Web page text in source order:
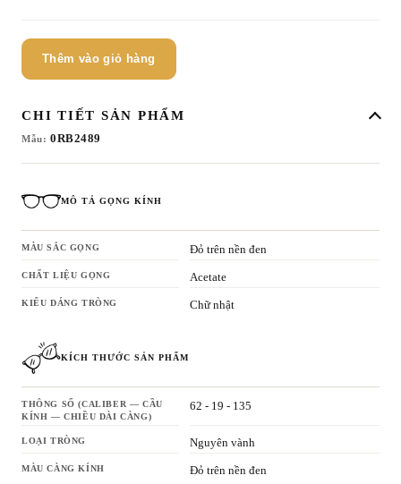
Thêm vào giỏ hàng
CHI TIẾT SẢN PHẨM
Mẫu: 0RB2489
MÔ TẢ GỌNG KÍNH
MÀU SẮC GỌNG Đỏ trên nền đen
CHẤT LIỆU GỌNG Acetate
KIỂU DÁNG TRÒNG Chữ nhật
KÍCH THƯỚC SẢN PHẨM
THÔNG SỐ (CALIBER — CẦU
KÍNH — CHIỀU DÀI CÀNG)
62 - 19 - 135
LOẠI TRÒNG Nguyên vành
MÀU CÀNG KÍNH Đỏ trên nền đen